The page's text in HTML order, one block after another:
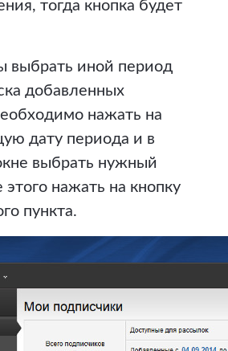
тогда кнопка будет
выбрать иной период
добавленных
нажать на
дату периода и в
выбрать нужный
нажать на кнопку
пункта.